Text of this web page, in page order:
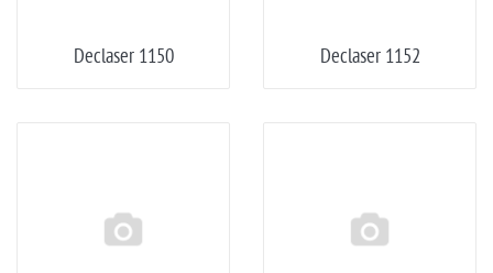
Declaser 1150 Declaser 1152